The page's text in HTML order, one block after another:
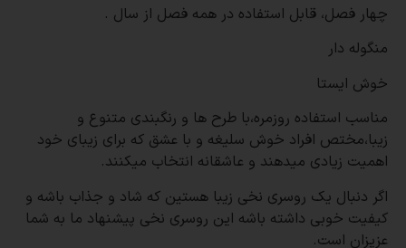
چهار فصل، قابل استفاده در همه فصل از سال .
منگوله دار
خوش ایستا
مناسب استفاده روزمره،با طرح ها و رنگبندی متنوع و
زیبا،مختص افراد خوش سلیغه و با عشق که برای زیبای خود
اهمیت زیادی میدهند و عاشقانه انتخاب میکنند.
اگر دنبال یک روسری نخی زیبا هستین که شاد و جذاب باشه و
کیفیت خوبی داشته باشه این روسری نخی پیشنهاد ما به شما
عزیزان است.